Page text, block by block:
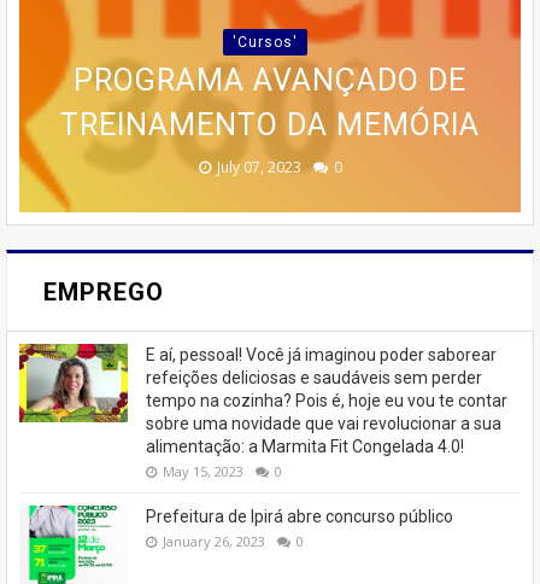
🚨 ÚLTIMAS VAGAS EM IPIRÁ!
🚨
February 23, 2026
PRÁTICO PARA QUEM DESEJA
EMAGRECER SEM SAIR DE
CASA
August 10, 2025
POR BOLOS EM RENDA COM O
CURSO DA CASA DOS BOLOS
CASEIROS!
June 13, 2025 0
'Cursos'
PROGRAMA AVANÇADO DE
TREINAMENTO DA MEMÓRIA
July 07, 2023 0
DESDE AS BASES ATÉ AS
ESTRATÉGIAS AVANÇADAS DE
MARKETING 6.0.
June 07, 2023 0
EMPREGO
E aí, pessoal! Você já imaginou poder saborear
refeições deliciosas e saudáveis ​​sem perder
tempo na cozinha? Pois é, hoje eu vou te contar
sobre uma novidade que vai revolucionar a sua
alimentação: a Marmita Fit Congelada 4.0!
May 15, 2023 0
Prefeitura de Ipirá abre concurso público
January 26, 2023 0